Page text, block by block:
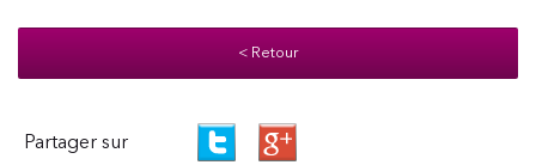
< Retour
Partager sur